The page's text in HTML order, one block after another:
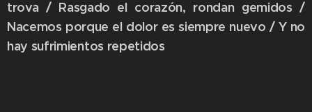
trova / Rasgado el corazón, rondan gemidos /
Nacemos porque el dolor es siempre nuevo / Y no
hay sufrimientos repetidos